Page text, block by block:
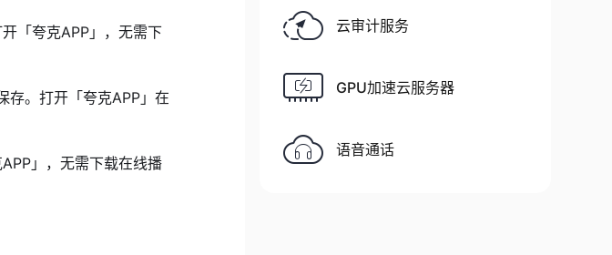
「夸克APP」，无需下
。打开「夸克APP」在
」，无需下载在线播
云审计服务
GPU加速云服务器
语音通话